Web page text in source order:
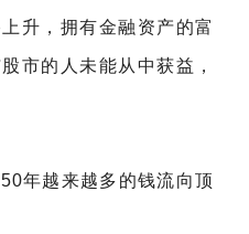
升，拥有金融资产的富
市的人未能从中获益，
年越来越多的钱流向顶